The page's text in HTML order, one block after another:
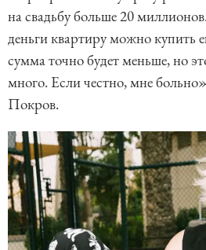
на свадьбу больше 20
деньги квартиру можно купить
сумма точно будет меньше, но
много. Если честно, мне
Покров.